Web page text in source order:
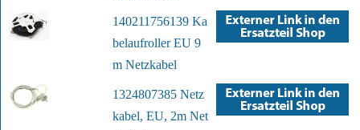
140211756139 Ka
belaufroller EU 9
m Netzkabel
1324807385 Netz
kabel, EU, 2m Net